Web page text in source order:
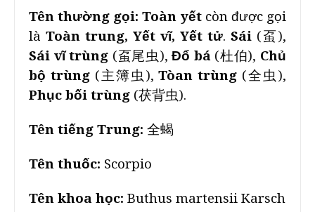
Tên thường gọi: Toàn yếtcòn được gọi
là Toàn trung, Yết vĩ, Yết tử. Sái (虿),
Sái vĩ trùng (虿尾虫), Đổ bá (杜伯), Chủ
bộ trùng(主簿虫),Tòan trùng (全虫),
Phục bối trùng (茯背虫).
Tên tiếng Trung: 全蝎
Tên thuốc: Scorpio
Tên khoa học: Buthus martensii Karsch